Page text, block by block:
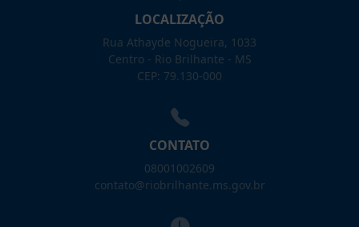
LOCALIZAÇÃO
Rua Athayde Nogueira, 1033
Centro - Rio Brilhante - MS
CEP: 79.130-000
CONTATO
08001002609
contato@riobrilhante.ms.gov.br